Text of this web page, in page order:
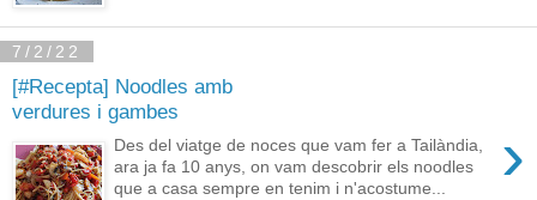
7/2/22
[#Recepta] Noodles amb
verdures i gambes
›
Des del viatge de noces que vam fer a Tailàndia,
ara ja fa 10 anys, on vam descobrir els noodles
que a casa sempre en tenim i n'acostume...